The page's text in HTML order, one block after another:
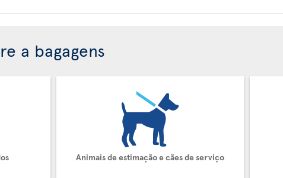
a bagagens
Animais de estimação e cães de serviço